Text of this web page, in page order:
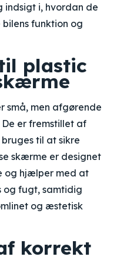
indsigt i, hvordan de
funktion og
plastic
små, men afgørende
De er fremstillet af
til at sikre
skærme er designet
og hjælper med at
og fugt, samtidig
og æstetisk
korrekt